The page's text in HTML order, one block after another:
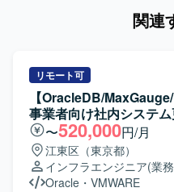
関連
リモート可
【OracleDB/
事業者向け社内システ
〜520,000円/月
江東区（東京都）
インフラエンジニア(業
Oracle ・ VMWARE